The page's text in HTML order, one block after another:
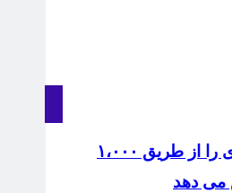
بیت کوین پول نقدی را از طریق ۱،۰۰۰
می دهد